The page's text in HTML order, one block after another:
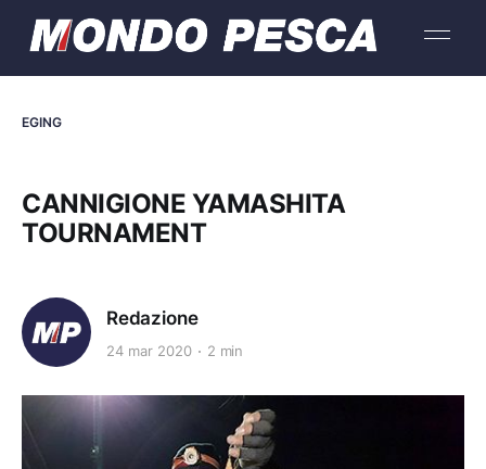
EGING
CANNIGIONE YAMASHITA
TOURNAMENT
Redazione
24 mar 2020 2 min